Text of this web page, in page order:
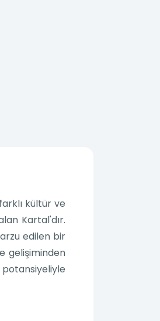
kültür ve
Kartal'dır.
edilen bir
gelişiminden